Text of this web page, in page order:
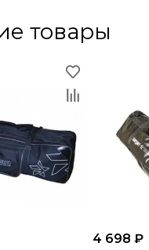
товары
4 698 ₽